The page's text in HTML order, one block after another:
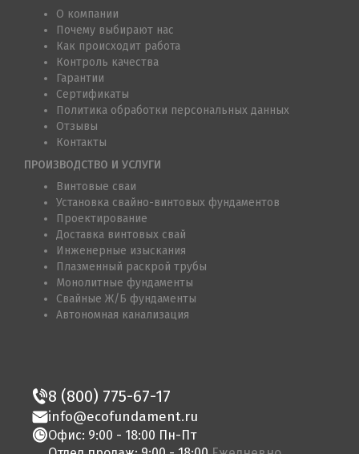
О компании
Почему выбирают нас
Как происходит работа
Контроль качества
Гарантии
Сертификаты
Политика обработки персональных данных
Отзывы
Контакты
ПРОИЗВОДСТВО И УСЛУГИ
Винтовые сваи
Установка свайно-винтовых фундаментов
Проектирование
Доставка винтовых свай
Инженерные изыскания
Плазменный раскрой трубы
Монолитные фундаменты
Свайные Ж/Б фундаменты
Автономная канализация
8 (800) 775-67-17
info@ecofundament.ru
Офис: 9:00 - 18:00 Пн-Пт